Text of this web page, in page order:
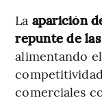
La aparición
repunte de
alimentando
comerciales